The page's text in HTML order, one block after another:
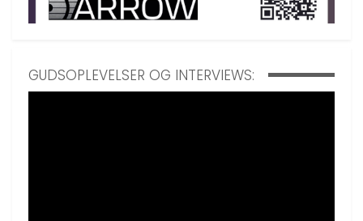
GUDSOPLEVELSER OG INTERVIEWS: